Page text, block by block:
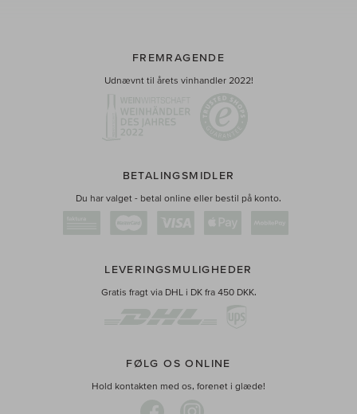
FREMRAGENDE
Udnævnt til årets vinhandler 2022!
BETALINGSMIDLER
Du har valget - betal online eller bestil på konto.
LEVERINGSMULIGHEDER
Gratis fragt via DHL i DK fra 450 DKK.
FØLG OS ONLINE
Hold kontakten med os, forenet i glæde!